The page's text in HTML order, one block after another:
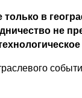
в
не